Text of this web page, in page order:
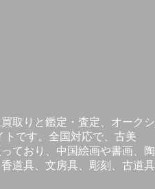
取りと鑑定・査定、オークシ
トです。全国対応で、古美
ており、中国絵画や書画、陶
道具、文房具、彫刻、古道具